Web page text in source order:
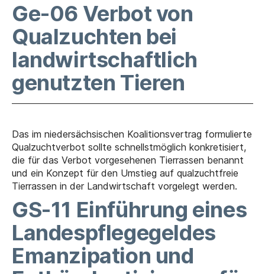
Ge-06 Verbot von
Qualzuchten bei
landwirtschaftlich
genutzten Tieren
Das im niedersächsischen Koalitionsvertrag formulierte
Qualzuchtverbot sollte schnellstmöglich konkretisiert,
die für das Verbot vorgesehenen Tierrassen benannt
und ein Konzept für den Umstieg auf qualzuchtfreie
Tierrassen in der Landwirtschaft vorgelegt werden.
GS-11 Einführung eines
Landespflegegeldes
Emanzipation und